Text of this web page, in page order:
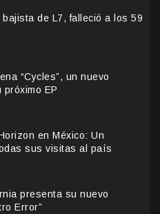
bajista de L7, falleció a los 59
“Cycles”, un nuevo
EP
en México: Un
sus visitas al país
presenta su nuevo
Error”